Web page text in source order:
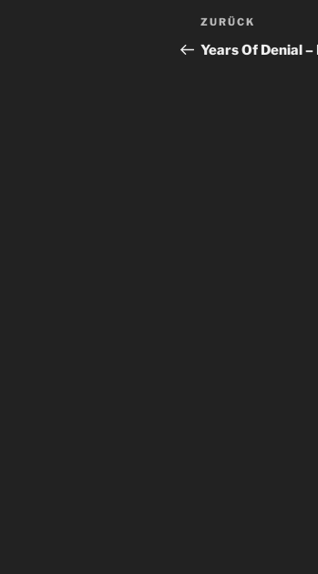
Vorheriger
Beitrag
ZURÜCK
Years Of Denial –